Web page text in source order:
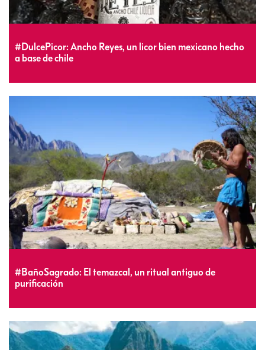
#DulcePicor: Ancho Reyes, un licor bien mexicano hecho
a base de chile
#BañoSagrado: El temazcal, un ritual antiguo de
purificación